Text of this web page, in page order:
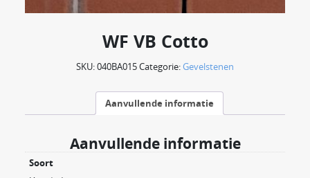
WF VB Cotto
SKU:040BA015Categorie:Gevelstenen
Aanvullende informatie
Aanvullende informatie
Soort